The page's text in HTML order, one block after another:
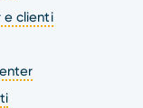
e clienti